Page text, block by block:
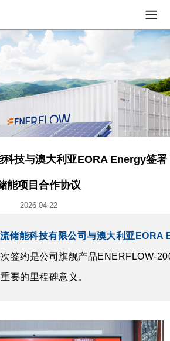
科技与澳大利亚EORA Energy签署
能项目合作协议
2026-04-22
储能科技有限公司与澳大利亚
签约是公司旗舰产品ENERFLOW-
要的里程碑意义。